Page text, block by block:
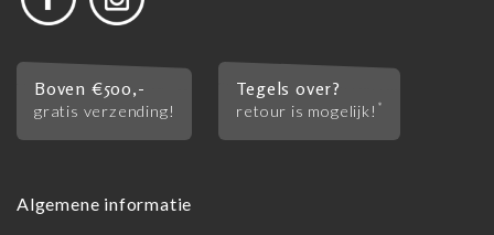
Boven €500,-
gratis verzending!
Tegels over?
retour is mogelijk! *
Algemene informatie